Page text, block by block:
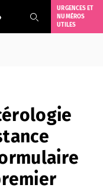
d'accessibilité
URGENCES ET
NUMÉROS
UTILES